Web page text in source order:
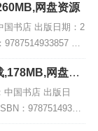
网盘资源
国书店 出版日期：2
9787514933857 电
格式] 内容简介
,178MB,网盘资
中国书店 出版日
：97875149341
描版PDF格式] 内容